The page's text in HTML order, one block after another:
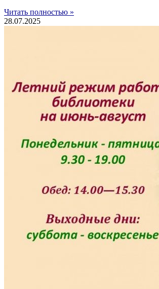
Читать полностью »
28.07.2025